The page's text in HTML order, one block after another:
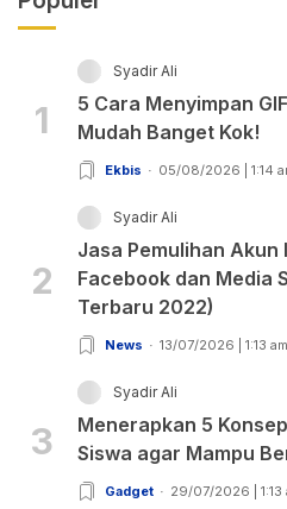
1
Syadir Ali
5 Cara Menyimpan
Mudah Banget Kok!
Ekbis 05/08/2026 | 1:14
2
Syadir Ali
Jasa Pemulihan
Facebook dan Media
Terbaru 2022)
News 13/07/2026 | 1:13 am
3
Syadir Ali
Menerapkan 5
Siswa agar Mampu
Gadget 29/07/2026 | 1:13